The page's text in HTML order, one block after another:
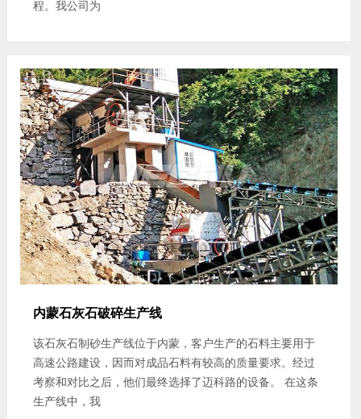
程。我公司为
内蒙石灰石破碎生产线
该石灰石制砂生产线位于内蒙，客户生产的石料主要用于
高速公路建设，因而对成品石料有较高的质量要求。经过
考察和对比之后，他们最终选择了迈科路的设备。 在这条
生产线中，我